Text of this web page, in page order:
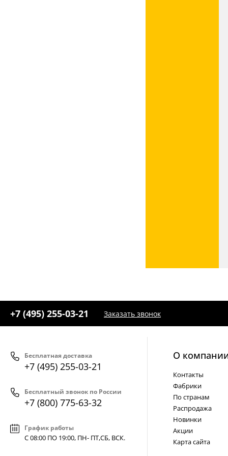
+7 (495) 255-03-21 Заказать звонок
Бесплатная доставка
+7 (495) 255-03-21
Бесплатный звонок по России
+7 (800) 775-63-32
График работы
С 08:00 ПО 19:00, ПН- ПТ,СБ, ВСК.
О
Контакты
Фабрики
По странам
Распродажа
Новинки
Акции
Карта сайта